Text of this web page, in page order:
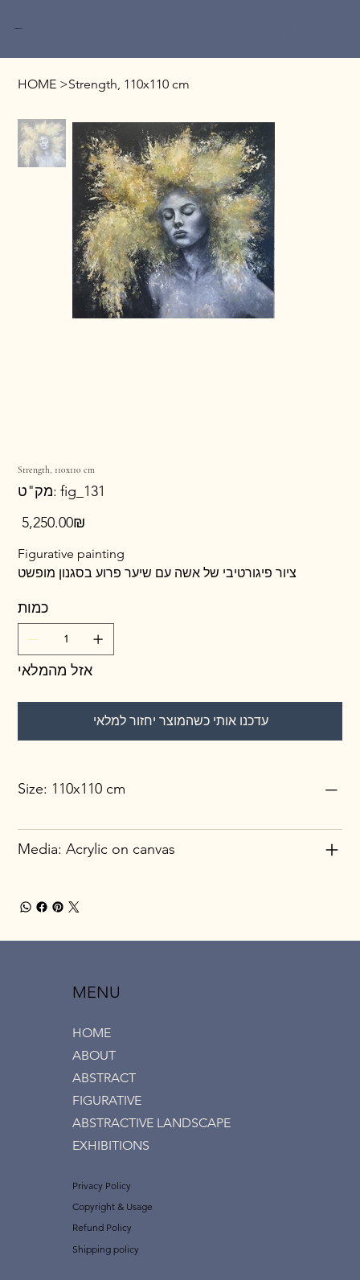
Miri Baruch
HOME >Strength, 110x110 cm
Strength, 110x110 cm
מק"ט:
מק"ט
fig_131
fig_131
מחיר ‏5,250.00 ‏₪
Figurative painting
ציור פיגורטיבי של אשה עם שיער פרוע בסגנון מופשט
כמות
אזל מהמלאי
עדכנו אותי כשהמוצר יחזור למלאי
Size: 110x110 cm
Media: Acrylic on canvas
MENU
HOME
ABOUT
ABSTRACT
FIGURATIVE
ABSTRACTIVE LANDSCAPE
EXHIBITIONS
Privacy Policy
Copyright & Usage
Refund Policy
Shipping policy